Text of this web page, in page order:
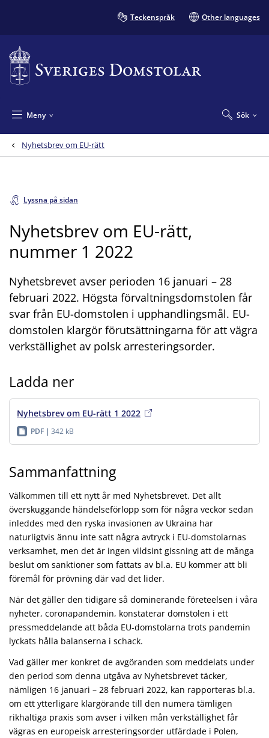
Teckenspråk Other languages
Sök
Meny
Nyhetsbrev om EU-rätt
Lyssna på sidan
Nyhetsbrev om EU-rätt,
nummer 1 2022
Nyhetsbrevet avser perioden 16 januari – 28
februari 2022. Högsta förvaltningsdomstolen får
svar från EU-domstolen i upphandlingsmål. EU-
domstolen klargör förutsättningarna för att vägra
verkställighet av polsk arresteringsorder.
Ladda ner
Nyhetsbrev om EU-rätt 1 2022
PDF 342 kB
Sammanfattning
Välkommen till ett nytt år med Nyhetsbrevet. Det allt
överskuggande händelseförlopp som för några veckor sedan
inleddes med den ryska invasionen av Ukraina har
naturligtvis ännu inte satt några avtryck i EU-domstolarnas
verksamhet, men det är ingen vildsint gissning att de många
beslut om sanktioner som fattats av bl.a. EU kommer att bli
föremål för prövning där vad det lider.
När det gäller den tidigare så dominerande företeelsen i våra
nyheter, coronapandemin, konstaterar domstolen i ett
pressmeddelande att båda EU-domstolarna trots pandemin
lyckats hålla balanserna i schack.
Vad gäller mer konkret de avgöranden som meddelats under
den period som denna utgåva av Nyhetsbrevet täcker,
nämligen 16 januari – 28 februari 2022, kan rapporteras bl.a.
om ett ytterligare klargörande till den numera tämligen
rikhaltiga praxis som avser i vilken mån verkställighet får
vägras en europeisk arresteringsorder utfärdade i Polen,